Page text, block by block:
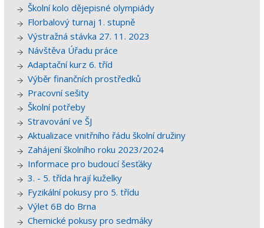
Školní kolo dějepisné olympiády
Florbalový turnaj 1. stupně
Výstražná stávka 27. 11. 2023
Návštěva Úřadu práce
Adaptační kurz 6. tříd
Výběr finančních prostředků
Pracovní sešity
Školní potřeby
Stravování ve ŠJ
Aktualizace vnitřního řádu školní družiny
Zahájení školního roku 2023/2024
Informace pro budoucí šesťáky
3. - 5. třída hrají kuželky
Fyzikální pokusy pro 5. třídu
Výlet 6B do Brna
Chemické pokusy pro sedmáky